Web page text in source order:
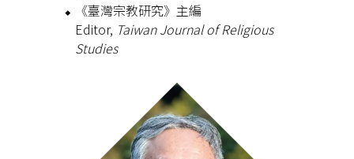
《臺灣宗教研究》主編
Editor, Taiwan Journal of Religious
Studies